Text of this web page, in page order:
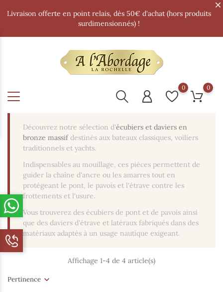
Livraison offerte en point relais, dès 50€ d'achat (hors produits
surdimensionnés) !
0 0
Découvrez notre sélection d'écubiers et daviers en
bronze massifdestinés aux bateaux classiques, voiliers
traditionnels et yachts.
Indispensables au mouillage, ces pièces permettent de
guider la chaîne d'ancre ou les amarres tout en
protégeant le pont, le pavois et l'étrave contre les
frottements et l'usure.
Vous trouverez des écubiers de pont et de pavois ainsi
que des daviers d'étrave et latéraux fabriqués dans des
matériaux adaptés à un usage nautique exigeant.
Pertinence
Affichage 1-4 de 4 article(s)